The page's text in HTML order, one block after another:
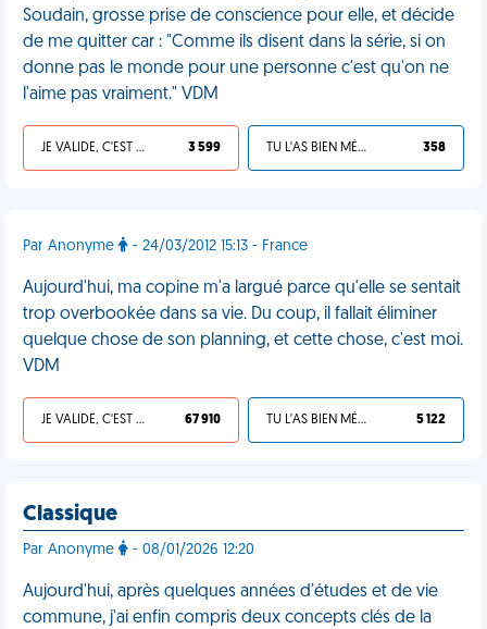
Soudain, grosse prise de conscience pour elle, et décide
de me quitter car : "Comme ils disent dans la série, si on
donne pas le monde pour une personne c'est qu'on ne
l'aime pas vraiment." VDM
JE VALIDE, C'EST UNE VDM 3 599 TU L'AS BIEN MÉRITÉ 358
Par Anonyme - 24/03/2012 15:13 - France
Aujourd'hui, ma copine m'a largué parce qu'elle se sentait
trop overbookée dans sa vie. Du coup, il fallait éliminer
quelque chose de son planning, et cette chose, c'est moi.
VDM
JE VALIDE, C'EST UNE VDM 67 910 TU L'AS BIEN MÉRITÉ 5 122
Classique
Par Anonyme - 08/01/2026 12:20
Aujourd'hui, après quelques années d'études et de vie
commune, j'ai enfin compris deux concepts clés de la